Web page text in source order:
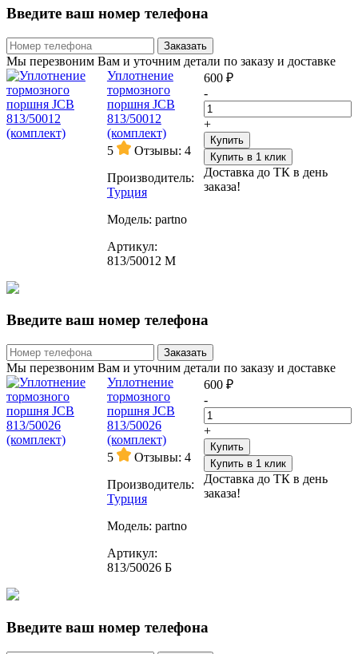
Введите ваш номер телефона
Заказать
Мы перезвоним Вам и уточним детали по заказу и доставке
Уплотнение
тормозного
поршня JCB
813/50012
(комплект)
5
Отзывы: 4
Производитель:
Турция
Модель: partno
Артикул:
813/50012 М
600 ₽
-
+
Купить
Купить в 1 клик
Доставка до ТК в день
заказа!
Введите ваш номер телефона
Заказать
Мы перезвоним Вам и уточним детали по заказу и доставке
Уплотнение
тормозного
поршня JCB
813/50026
(комплект)
5
Отзывы: 4
Производитель:
Турция
Модель: partno
Артикул:
813/50026 Б
600 ₽
-
+
Купить
Купить в 1 клик
Доставка до ТК в день
заказа!
Введите ваш номер телефона